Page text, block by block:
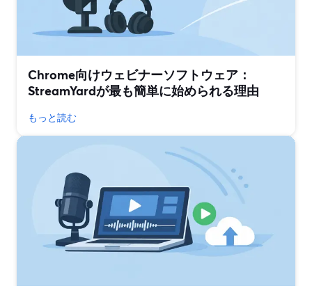
Chrome向けウェビナーソフトウェア：
StreamYardが最も簡単に始められる理由
もっと読む